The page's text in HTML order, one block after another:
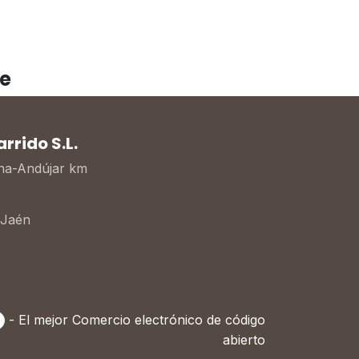
S.L.
Andújar km
- El mejor Comercio electrónico de código
abierto